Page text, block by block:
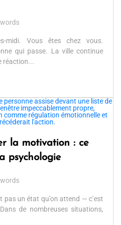
midi. Vous êtes chez vous.
qui passe. La ville continue
réaction...
la motivation : ce
psychologie
pas un état qu’on attend — c’est
de nombreuses situations,